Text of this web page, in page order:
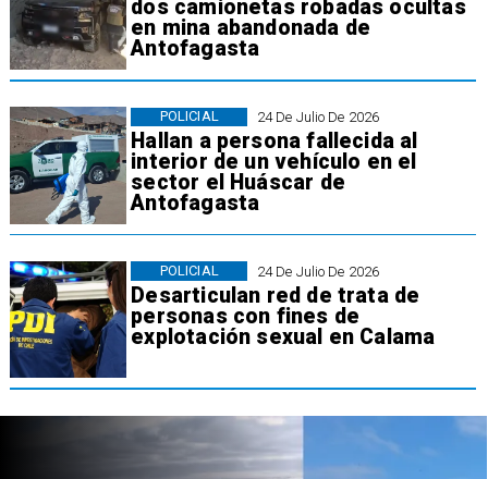
dos camionetas robadas ocultas
en mina abandonada de
Antofagasta
24 De Julio De 2026
Hallan a persona fallecida al
interior de un vehículo en el
sector el Huáscar de
Antofagasta
POLICIAL
24 De Julio De 2026
Desarticulan red de trata de
personas con fines de
explotación sexual en Calama
POLICIAL